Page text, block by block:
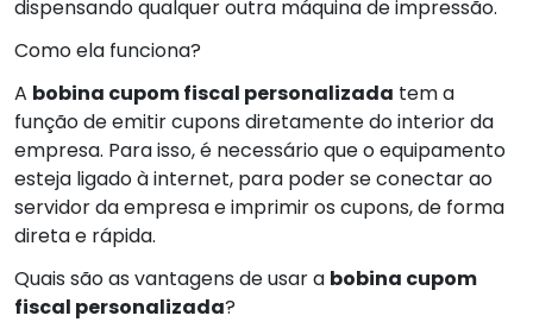
dispensando qualquer outra máquina de impressão.
Como ela funciona?
A bobina cupom fiscal personalizada tem a
função de emitir cupons diretamente do interior da
empresa. Para isso, é necessário que o equipamento
esteja ligado à internet, para poder se conectar ao
servidor da empresa e imprimir os cupons, de forma
direta e rápida.
Quais são as vantagens de usar a bobina cupom
fiscal personalizada?